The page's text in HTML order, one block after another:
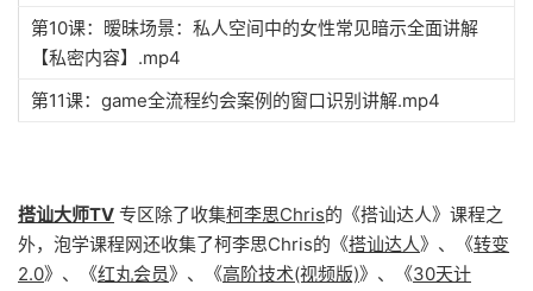
第10课：暧昧场景：私人空间中的女性常见暗示全面讲解
【私密内容】.mp4
第11课：game全流程约会案例的窗口识别讲解.mp4
搭讪大师TV 专区除了收集柯李思Chris的《搭讪达人》课程之
外，泡学课程网还收集了柯李思Chris的《搭讪达人》、《转变
2.0》、《红丸会员》、《高阶技术(视频版)》、《30天计